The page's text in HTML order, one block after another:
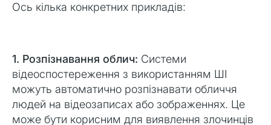
Ось кілька конкретних прикладів:
1. Розпізнавання облич: Системи
відеоспостереження з використанням ШІ
можуть автоматично розпізнавати обличчя
людей на відеозаписах або зображеннях. Це
може бути корисним для виявлення злочинців